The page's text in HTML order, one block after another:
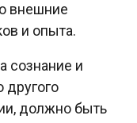
внешние
и опыта.
сознание и
другого
должно быть